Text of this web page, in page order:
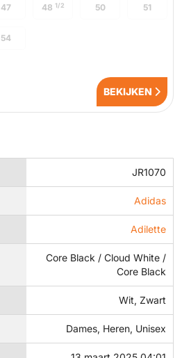
47 48 1/2 50 51
54
BEKIJKEN
JR1070
Adidas
Adilette
Core Black / Cloud White /
Core Black
Wit, Zwart
Dames, Heren, Unisex